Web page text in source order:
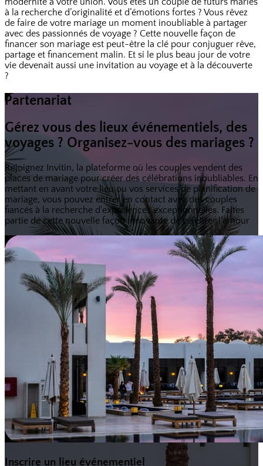
à la recherche d’originalité et d’émotions fortes ? Vous rêvez
de faire de votre mariage un moment inoubliable à partager
avec des passionnés de voyage ? Cette nouvelle façon de
financer son mariage est peut-être la clé pour conjuguer rêve,
partage et financement malin. Et si le plus beau jour de votre
vie devenait aussi une invitation au voyage et à la découverte
?
Partenariat
Gérez vous des lieux événementiels, des
voyages ? Organisez-vous des mariages ?
Rejoignez Invitin, la plateforme où les couples vendent des
places de mariage pour créer des célébrations inoubliables. En
mettant en avant votre lieu ou vos services de planification de
mariage, vous pouvez entrer en contact avec des couples
fiancés à la recherche d'expériences exceptionnelles. Faites
partie de cette nouvelle façon innovante de célébrer l'amour
Inscrire un lieu événementiel